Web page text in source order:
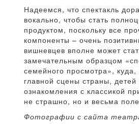
Надеемся, что спектакль
вокально, чтобы стать
продуктом, поскольку все
компоненты – очень
вишневцев вполне может
замечательным образцом
семейного просмотра», куда,
главной сцены страны, детей
ознакомления с классикой
не страшно, но и весьма
Фотографии с сайта